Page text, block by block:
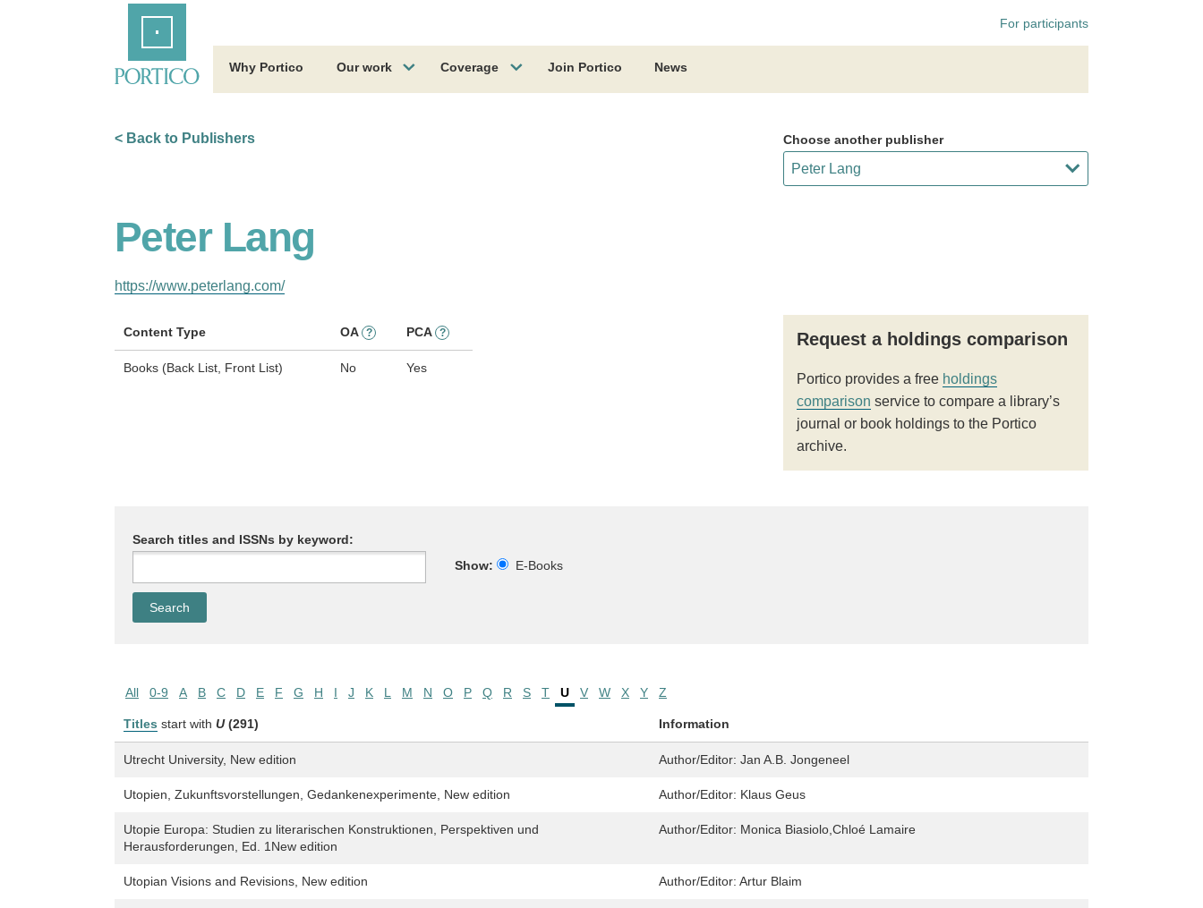
For participants
Why Portico Our work Coverage Join Portico News
< Back to Publishers Choose another publisher
Peter Lang
https://www.peterlang.com/
Content Type OA ? PCA ?
Books (Back List, Front List) No Yes
Request a holdings comparison
Portico provides a free holdings
comparison service to compare a library’s
journal or book holdings to the Portico
archive.
Search titles and ISSNs by keyword:
Show:
E-Books
All 0-9 A B C D E F G H I J K L M N O P Q R S T U V W X Y Z
Titles start with U (291) Information
Utrecht University, New edition Author/Editor: Jan A.B. Jongeneel
Utopien, Zukunftsvorstellungen, Gedankenexperimente, New edition Author/Editor: Klaus Geus
Utopie Europa: Studien zu literarischen Konstruktionen, Perspektiven und
Herausforderungen, Ed. 1New edition
Author/Editor: Monica Biasiolo,Chloé Lamaire
Utopian Visions and Revisions, New edition Author/Editor: Artur Blaim